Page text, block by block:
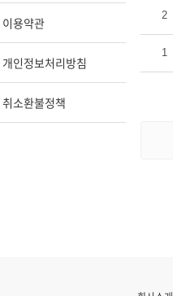
이용약관
개인정보처리방침
취소환불정책
2
1